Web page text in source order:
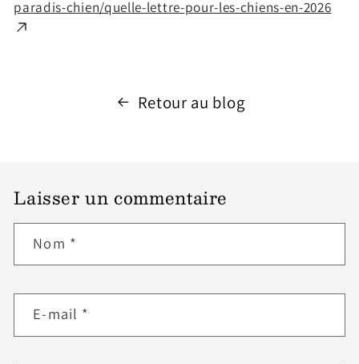
paradis-chien/quelle-lettre-pour-les-chiens-en-2026
Retour au blog
Laisser un commentaire
Nom *
E-mail *